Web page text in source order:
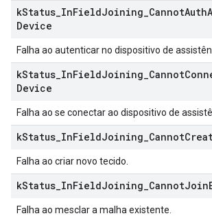
kStatus InFieldJoining CannotAuth
Device
Falha ao autenticar no dispositivo de
kStatus InFieldJoining Cannot
Device
Falha ao se conectar ao dispositivo de
kStatus InFieldJoining Cannot
Falha ao criar novo tecido.
kStatus InFieldJoining CannotJoin
Falha ao mesclar a malha existente.